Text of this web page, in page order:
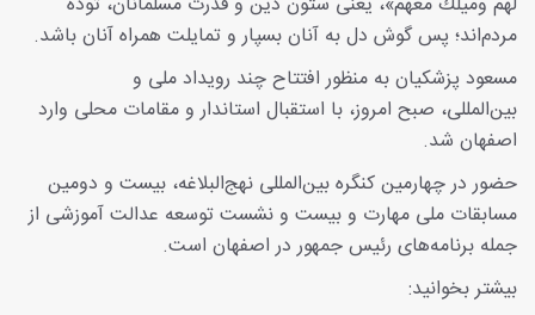
مردم‌اند؛ پس گوش دل به آنان بسپار و تمایلت همراه آنان باشد.
مسعود پزشکیان به منظور افتتاح چند رویداد ملی و
بین‌المللی، صبح امروز، با استقبال استاندار و مقامات محلی وارد
اصفهان شد.
حضور در چهارمین کنگره بین‌المللی نهج‌البلاغه، بیست و دومین
مسابقات ملی مهارت و بیست و نشست توسعه عدالت آموزشی از
جمله برنامه‌های رئیس جمهور در اصفهان است.
بیشتر بخوانید: